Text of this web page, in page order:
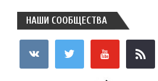
НАШИ СООБЩЕСТВА